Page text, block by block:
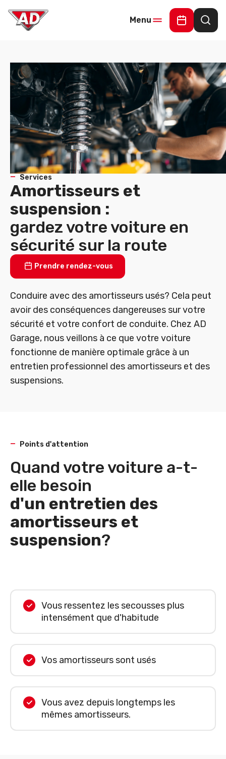
Menu
Demander
Services
Amortisseurs et
suspension :
gardez votre voiture en
sécurité sur la route
Prendre rendez-vous
Conduire avec des amortisseurs usés? Cela peut
avoir des conséquences dangereuses sur votre
sécurité et votre confort de conduite. Chez AD
Garage, nous veillons à ce que votre voiture
fonctionne de manière optimale grâce à un
entretien professionnel des amortisseurs et des
suspensions.
Points d'attention
Quand votre voiture a-t-
elle besoin
d'un entretien des
amortisseurs et
suspension?
Vous ressentez les secousses plus
intensément que d'habitude
Vos amortisseurs sont usés
Vous avez depuis longtemps les
mêmes amortisseurs.